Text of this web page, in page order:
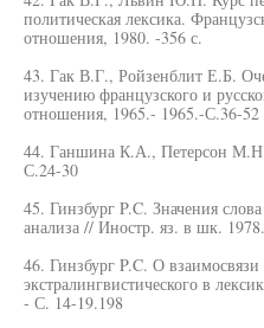
политическая лексика.
отношения, 1980. -356 с.
43. Гак В.Г., Ройзенблит Е.Б.
изучению французского и
отношения, 1965.- 1965.-С.36-52
44. Ганшина К.А., Петерсон
С.24-30
45. Гинзбург P.C. Значения
анализа // Иностр. яз. в шк.
46. Гинзбург P.C. О взаимосвязи
экстралингвистического в
- С. 14-19.198